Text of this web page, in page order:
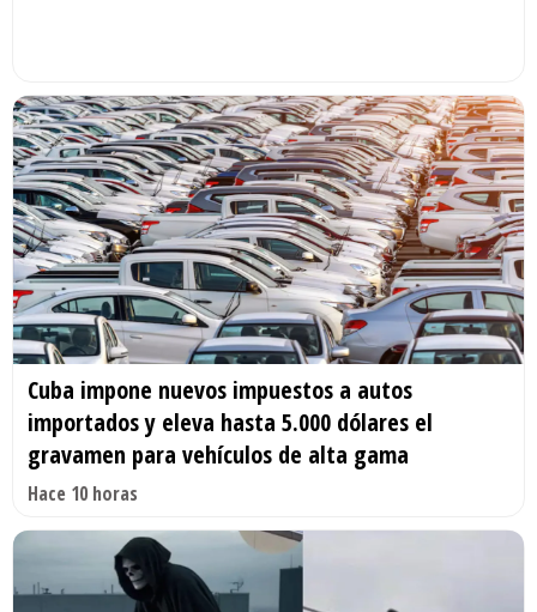
Cuba impone nuevos impuestos a autos
importados y eleva hasta 5.000 dólares el
gravamen para vehículos de alta gama
Hace 10 horas